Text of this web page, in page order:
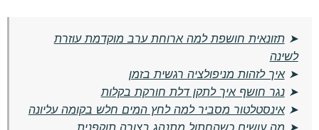
➤תזונאית חושפת למה ארוחת ערב מוקדמת עוזרת
לשינה
➤איך לזהות מניפולציה רגשית בזמן
➤נגר חושף איך לתקן דלת חורקת בקלות
➤אינסטלטור מסביר למה לחץ המים חלש בקומה עליונה
➤ מה עושים כשהחתול מתנהג בצורה תוקפנית